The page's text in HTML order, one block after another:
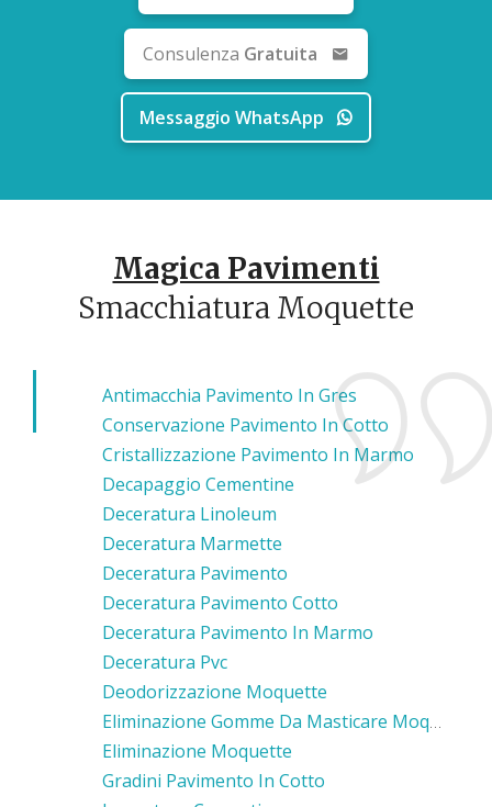
Consulenza Gratuita
Messaggio WhatsApp
Magica Pavimenti
Smacchiatura Moquette
Antimacchia Pavimento In Gres
Conservazione Pavimento In Cotto
Cristallizzazione Pavimento In Marmo
Decapaggio Cementine
Deceratura Linoleum
Deceratura Marmette
Deceratura Pavimento
Deceratura Pavimento Cotto
Deceratura Pavimento In Marmo
Deceratura Pvc
Deodorizzazione Moquette
Eliminazione Gomme Da Masticare Moquette
Eliminazione Moquette
Gradini Pavimento In Cotto